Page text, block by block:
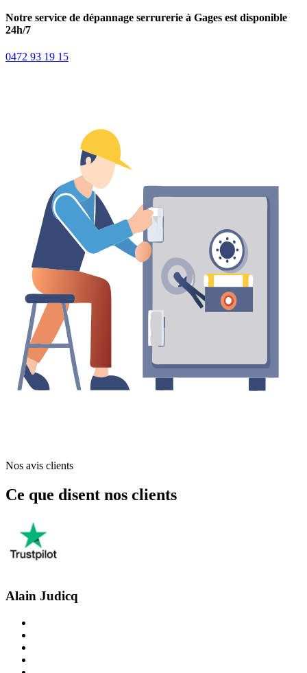
Notre service de dépannage serrurerie à Gages est disponible
24h/7
0472 93 19 15
Nos avis clients
Ce que disent nos clients
Alain Judicq